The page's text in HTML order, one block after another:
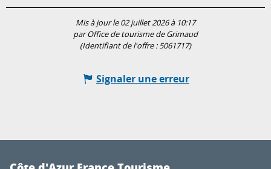
Mis à jour le 02 juillet 2026 à 10:17
par Office de tourisme de Grimaud
(Identifiant de l'offre :5061717)
Signaler une erreur